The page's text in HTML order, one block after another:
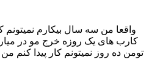
واقعا من سه سال بیکارم نمیتونم
کارب های یک روزه خرج مو در
تومن ده روز نمیتونم کار پیدا کنم